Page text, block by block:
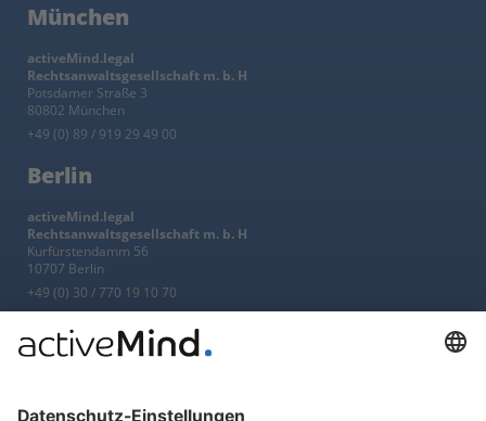
München
activeMind.legal
Rechtsanwaltsgesellschaft m. b. H
Potsdamer Straße 3
80802 München
+49 (0) 89 / 919 29 49 00
Berlin
activeMind.legal
Rechtsanwaltsgesellschaft m. b. H
Kurfürstendamm 56
10707 Berlin
+49 (0) 30 / 770 19 10 70
Services